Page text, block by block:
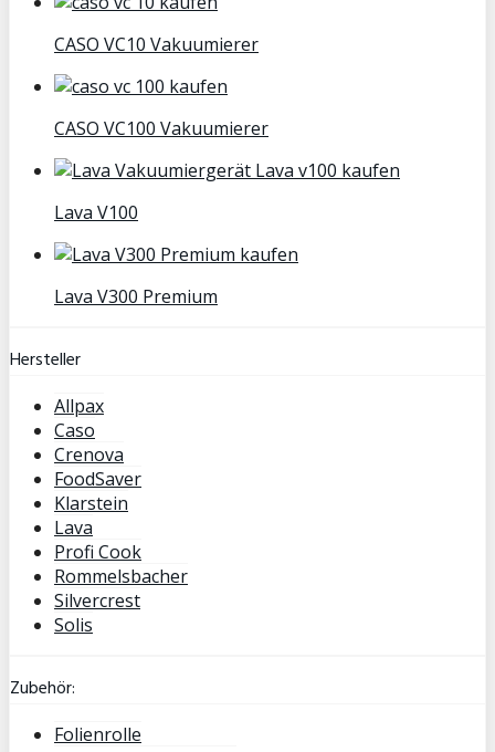
CASO VC10 Vakuumierer
CASO VC100 Vakuumierer
Lava V100
Lava V300 Premium
Hersteller
Allpax
Caso
Crenova
FoodSaver
Klarstein
Lava
Profi Cook
Rommelsbacher
Silvercrest
Solis
Zubehör:
Folienrolle